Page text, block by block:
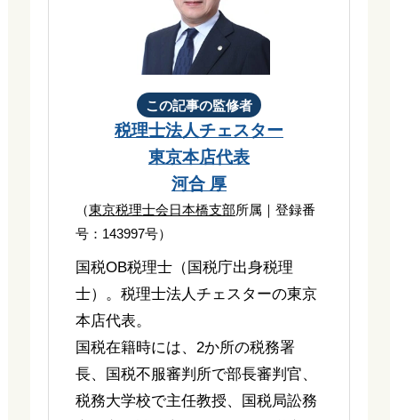
この記事の監修者
税理士法人チェスター
東京本店代表
河合 厚
（東京税理士会日本橋支部所属｜登録番
号：143997号）
国税OB税理士（国税庁出身税理
士）。税理士法人チェスターの東京
本店代表。
国税在籍時には、2か所の税務署
長、国税不服審判所で部長審判官、
税務大学校で主任教授、国税局訟務